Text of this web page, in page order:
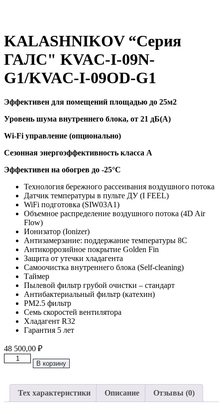
KALASHNIKOV “Серия
ГАЛС" KVAC-I-09N-
G1/KVAC-I-09OD-G1
Эффективен для помещений площадью до 25м2
Уровень шума внутреннего блока, от 21 дБ(А)
Wi-Fi управление (опционально)
Сезонная энергоэффективность класса A
Эффективен на обогрев до -25°C
Технология бережного рассеивания воздушного потока
Датчик температуры в пульте ДУ (I FEEL)
WiFi подготовка (SIW03A1)
Объемное распределение воздушного потока (4D Air
Flow)
Ионизатор (Ionizer)
Антизамерзание: поддержание температуры 8С
Антикоррозийное покрытие Golden Fin
Защита от утечки хладагента
Самоочистка внутреннего блока (Self-cleaning)
Таймер
Пылевой фильтр грубой очистки – стандарт
Антибактериальный фильтр (катехин)
PM2.5 фильтр
Семь скоростей вентилятора
Хладагент R32
Гарантия 5 лет
48 500,00 ₽
Количество
насос
25м2,
В корзину
Тех характеристики Описание Отзывы (0)